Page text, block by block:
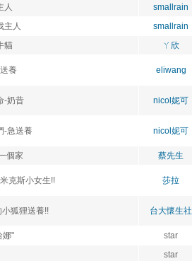
人 smallrain
主人
smallrain
貓
ㄚ欣
養 eliwang
-奶昔 nicol妮可
-急送養 nicol妮可
個家 蔡先生
克斯小女生!! 莎拉
小狐狸送養!! 台大懷生社
娜" star
star